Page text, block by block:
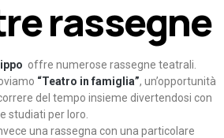
rassegne
offre numerose rassegne teatrali.
“Teatro in famiglia”, un’opportunità
del tempo insieme divertendosi con
studiati per loro.
una rassegna con una particolare